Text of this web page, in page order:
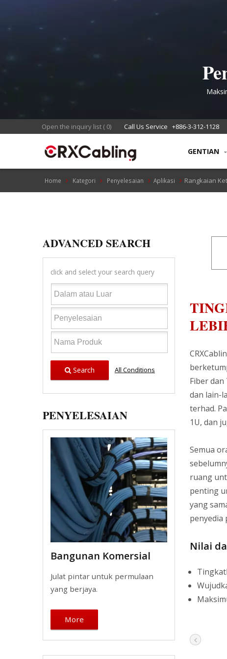
Open the inquiry list ( 0) Call Us Service +886-3-312-1128
GENTIAN
Home Kategori Penyelesaian Aplikasi Rangkaian
ADVANCED SEARCH
click and select your search query
Search All Conditions
PENYELESAIAN
Bangunan Komersial
Julat pintar untuk permulaan
yang berjaya.
More
Fiber
dan lain-
terhad.
1U, dan
Semua
ruang
penting
yang
penyedia
Nilai